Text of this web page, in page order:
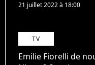
21 juillet 2022 à 18:00
TV
Emilie Fiorelli de